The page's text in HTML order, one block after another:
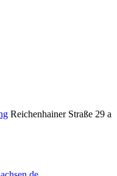
Reichenhainer Straße 29 a